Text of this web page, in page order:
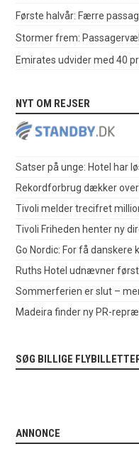
Første halvår: Færre
Stormer frem:
Emirates udvider med 40
NYT OM REJSER
Satser på unge: Hotel har
Rekordforbrug dækker
Tivoli melder trecifret
Tivoli Friheden henter ny
Go Nordic: For få danskere
Ruths Hotel udnævner
Sommerferien er slut –
Madeira finder ny PR-
SØG BILLIGE
ANNONCE